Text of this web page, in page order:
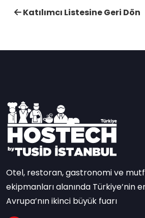
Katılımcı Listesine Geri Dön
Otel, restoran, gastronomi ve
ekipmanları alanında Türkiye’nin
Avrupa’nın ikinci büyük fuarı